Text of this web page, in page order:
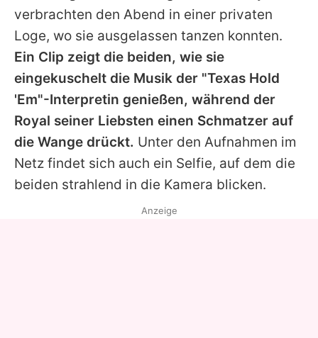
Impressum
Datenschutzerklärung
Nutzungsbedingungen
Utiq verwalten
verbrachten den Abend in einer privaten
Loge, wo sie ausgelassen tanzen konnten.
Ein Clip zeigt die beiden, wie sie
eingekuschelt die Musik der "Texas Hold
'Em"-Interpretin genießen, während der
Royal seiner Liebsten einen Schmatzer auf
die Wange drückt. Unter den Aufnahmen im
Netz findet sich auch ein Selfie, auf dem die
beiden strahlend in die Kamera blicken.
Anzeige